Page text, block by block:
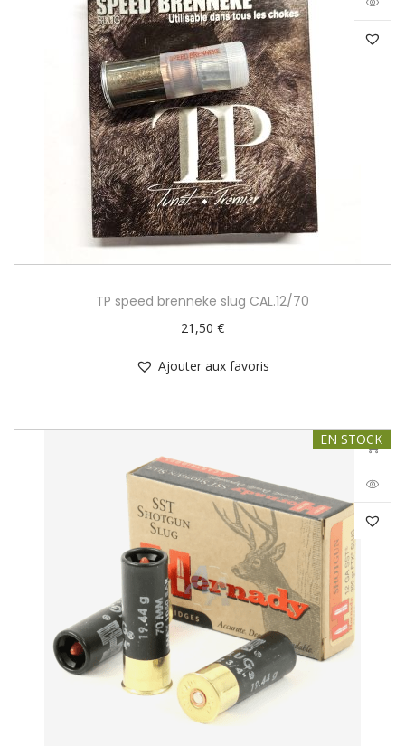
TP speed brenneke slug CAL.12/70
21,50 €
Ajouter aux favoris
EN STOCK